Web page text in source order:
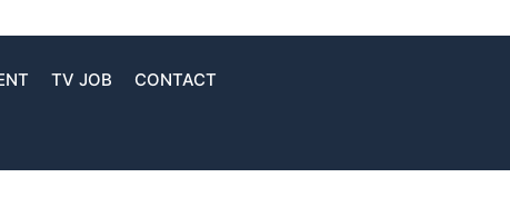
TV JOB CONTACT